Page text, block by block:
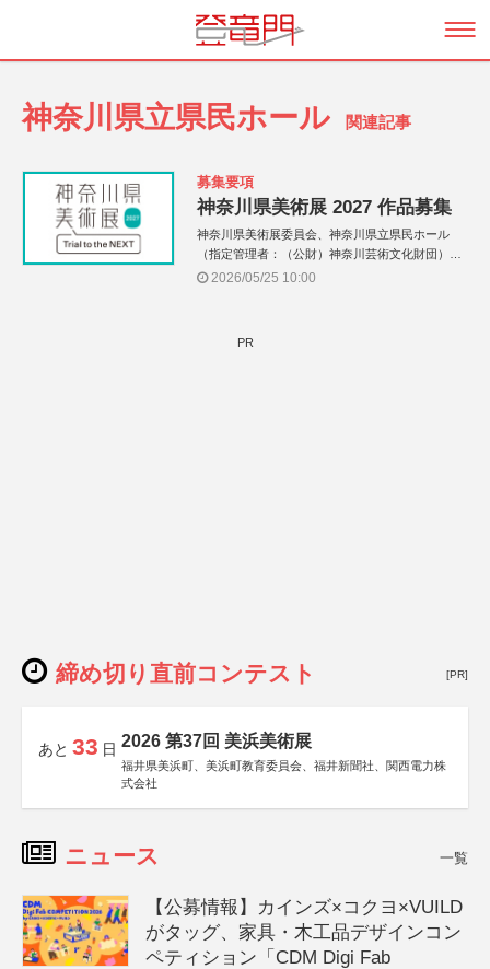
神奈川県立県民ホール 関連記事
募集要項
神奈川県美術展 2027 作品募集
神奈川県美術展委員会、神奈川県立県民ホール
（指定管理者：（公財）神奈川芸術文化財団）、
神奈川県
2026/05/25 10:00
PR
締め切り直前コンテスト [PR]
あと 33 日 2026 第37回 美浜美術展
福井県美浜町、美浜町教育委員会、福井新聞社、関西電力株
式会社
ニュース 一覧
【公募情報】カインズ×コクヨ×VUILD
がタッグ、家具・木工品デザインコン
ペティション「CDM Digi Fab